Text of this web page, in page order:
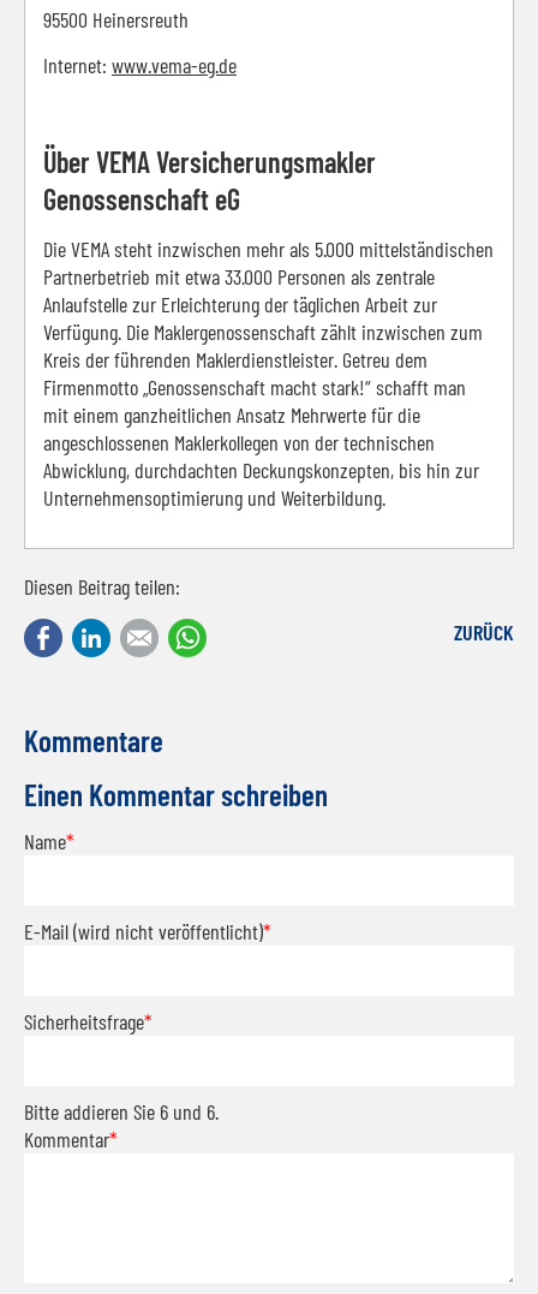
95500 Heinersreuth
Internet: www.vema-eg.de
Über VEMA Versicherungsmakler
Genossenschaft eG
Die VEMA steht inzwischen mehr als 5.000 mittelständischen
Partnerbetrieb mit etwa 33.000 Personen als zentrale
Anlaufstelle zur Erleichterung der täglichen Arbeit zur
Verfügung. Die Maklergenossenschaft zählt inzwischen zum
Kreis der führenden Maklerdienstleister. Getreu dem
Firmenmotto „Genossenschaft macht stark!“ schafft man
mit einem ganzheitlichen Ansatz Mehrwerte für die
angeschlossenen Maklerkollegen von der technischen
Abwicklung, durchdachten Deckungskonzepten, bis hin zur
Unternehmensoptimierung und Weiterbildung.
Diesen Beitrag teilen:
FacebookLinkedInE-mail ZURÜCK
Kommentare
Einen Kommentar schreiben
Name*
E-Mail (wird nicht veröffentlicht)*
Sicherheitsfrage*
Bitte addieren Sie 6 und 6.
Kommentar*